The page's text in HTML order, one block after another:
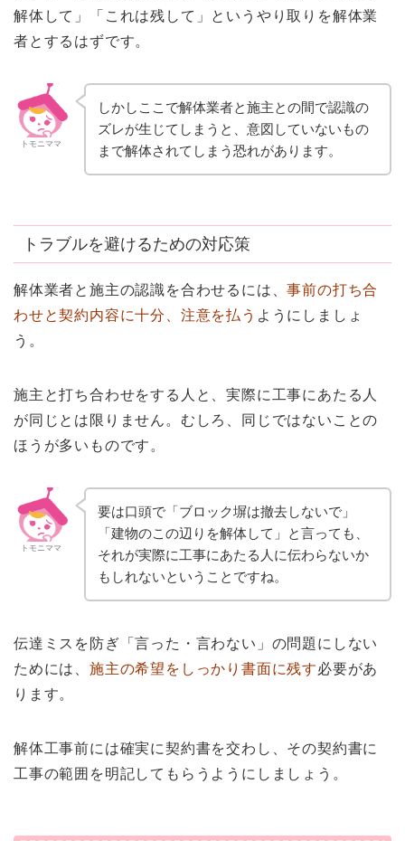
解体して」「これは残して」というやり取りを解体業
者とするはずです。
トモニママ
しかしここで解体業者と施主との間で認識の
ズレが生じてしまうと、意図していないもの
まで解体されてしまう恐れがあります。
トラブルを避けるための対応策
解体業者と施主の認識を合わせるには、事前の打ち合
わせと契約内容に十分、注意を払う ようにしましょ
う。
施主と打ち合わせをする人と、実際に工事にあたる人
が同じとは限りません。むしろ、同じではないことの
ほうが多いものです。
トモニママ
要は口頭で「ブロック塀は撤去しないで」
「建物のこの辺りを解体して」と言っても、
それが実際に工事にあたる人に伝わらないか
もしれないということですね。
伝達ミスを防ぎ「言った・言わない」の問題にしない
ためには、 施主の希望をしっかり書面に残す必要があ
ります。
解体工事前には確実に契約書を交わし、その契約書に
工事の範囲を明記してもらうようにしましょう。